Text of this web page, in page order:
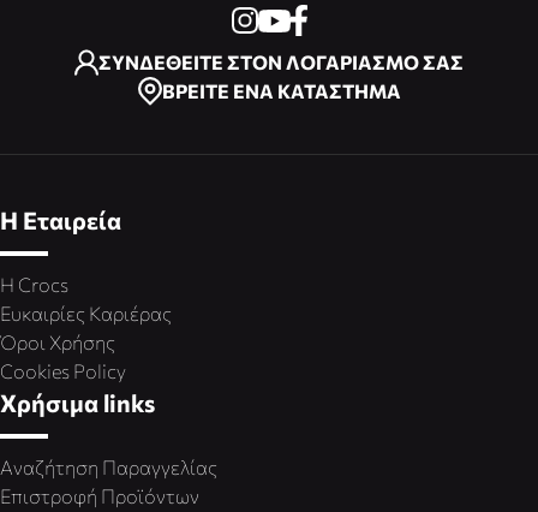
ΣΥΝΔΕΘΕΙΤΕ ΣΤΟΝ ΛΟΓΑΡΙΑΣΜΟ ΣΑΣ
ΒΡΕΙΤΕ ΕΝΑ ΚΑΤΑΣΤΗΜΑ
Η Εταιρεία
Η Crocs
Ευκαιρίες Καριέρας
Όροι Χρήσης
Cookies Policy
Χρήσιμα links
Αναζήτηση Παραγγελίας
Επιστροφή Προϊόντων